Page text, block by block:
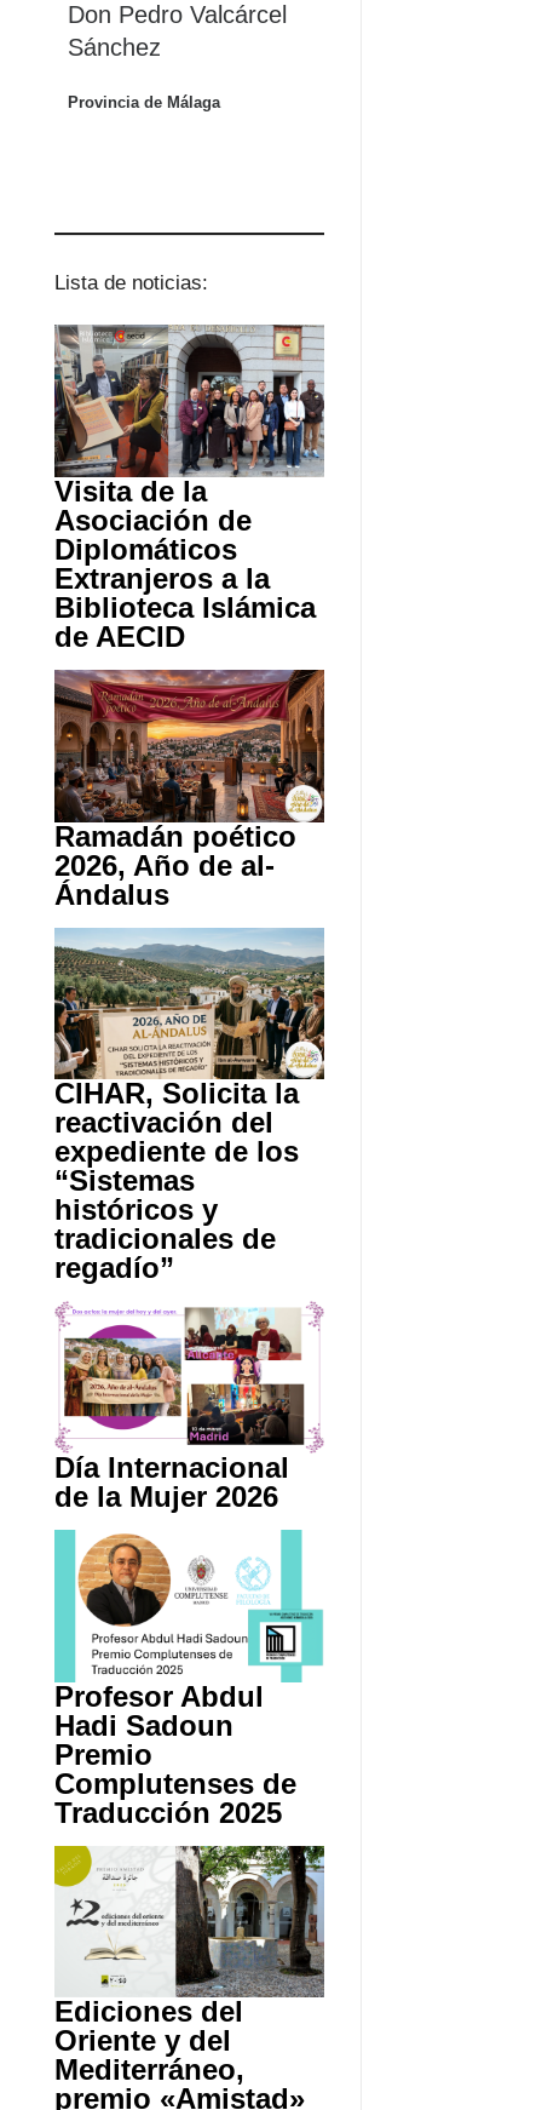
Don Pedro Valcárcel
Sánchez
Provincia de Málaga
Lista de noticias:
Visita de la
Asociación de
Diplomáticos
Extranjeros a la
Biblioteca Islámica
de AECID
Ramadán poético
2026, Año de al-
Ándalus
CIHAR, Solicita la
reactivación del
expediente de los
“Sistemas
históricos y
tradicionales de
regadío”
Día Internacional
de la Mujer 2026
Profesor Abdul
Hadi Sadoun
Premio
Complutenses de
Traducción 2025
Ediciones del
Oriente y del
Mediterráneo,
premio «Amistad»